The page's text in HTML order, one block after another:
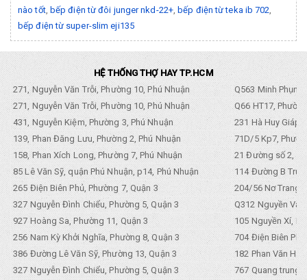
nào tốt, bếp điện từ đôi junger nkd-22+,bếp điện từ teka ib 702
bếp điện từ super-slim eji135
HỆ THỐNG THỢ HAY TP.HCM
271, Nguyễn Văn Trỗi, Phường 10, Phú Nhuận
Q563 Minh
271, Nguyễn Văn Trỗi, Phường 10, Phú Nhuận
Q66 HT17,
431, Nguyễn Kiệm, Phường 3, Phú Nhuận
231 Hà Huy Giáp,
139, Phan Đăng Lưu, Phường 2, Phú Nhuận
71D/5 Kp7,
158, Phan Xích Long, Phường 7, Phú Nhuận
21 Đường số 2,
85 Lê Văn Sỹ, quận Phú Nhuận, p14, Phú Nhuận
114 Đường B
265 Điện Biên Phủ, Phường 7, Quận 3
204/56 Nơ Trang
327 Nguyễn Đình Chiểu, Phường 5, Quận 3
Q312 Nguyền
927 Hoàng Sa, Phường 11, Quận 3
105 Nguyền Xí,
256 Nam Kỳ Khởi Nghĩa, Phường 8, Quận 3
704 Điện Biên
386 Đường Lê Văn Sỹ, Phường 13, Quận 3
182 Phan Văn
327 Nguyễn Đình Chiểu, Phường 5, Quận 3
767 Quang trung,